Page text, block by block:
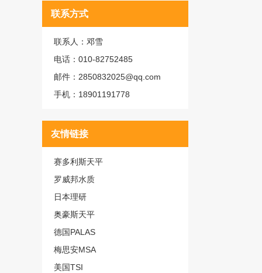
联系方式
联系人：邓雪
电话：010-82752485
邮件：2850832025@qq.com
手机：18901191778
友情链接
赛多利斯天平
罗威邦水质
日本理研
奥豪斯天平
德国PALAS
梅思安MSA
美国TSI